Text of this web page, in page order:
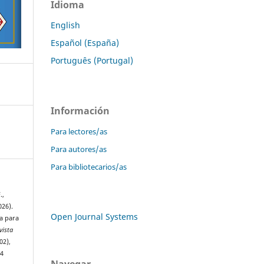
para
Idioma
English
Español (España)
Português (Portugal)
Información
Para lectores/as
Para autores/as
Para bibliotecarios/as
Open Journal Systems